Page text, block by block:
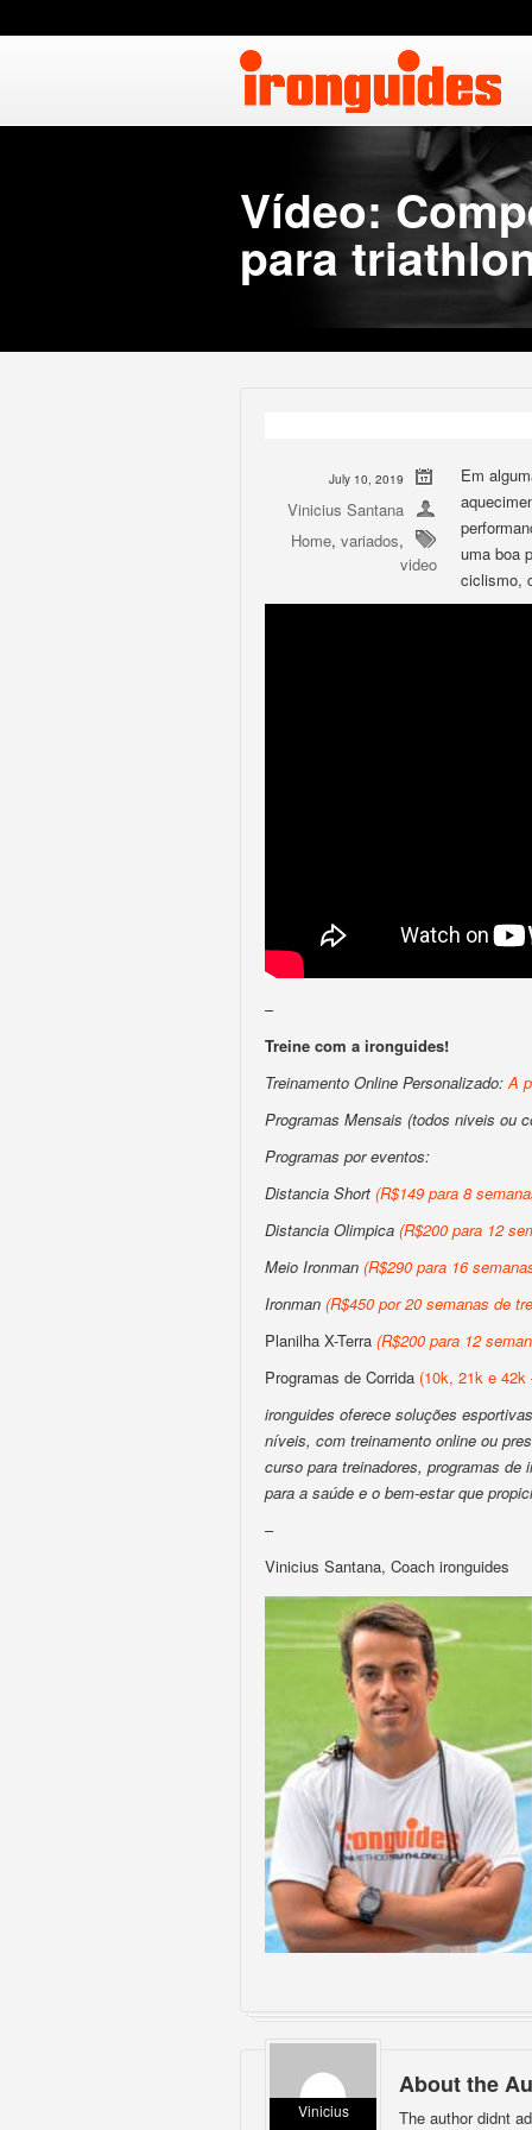
Vídeo:
para
July 10, 2019
Vinicius Santana
Home, variados,
video
Em
uma boa
ciclismo,
–
Treine com a ironguides!
Treinamento Online Personalizado:A
Programas Mensais (todos niveis ou
Programas por eventos:
Distancia Short (R$149 para 8
Distancia Olimpica (R$200 para 12
Meio Ironman (R$290 para 16
Ironman (R$450 por 20 semanas de
Planilha X-Terra (R$200 para 12
Programas de Corrida (10k, 21k e 42k
ironguides oferece soluções
níveis, com treinamento online ou
curso para treinadores, programas
para a saúde e o bem-estar que
–
Vinicius Santana, Coach ironguides
Vinicius
About the
The author didnt